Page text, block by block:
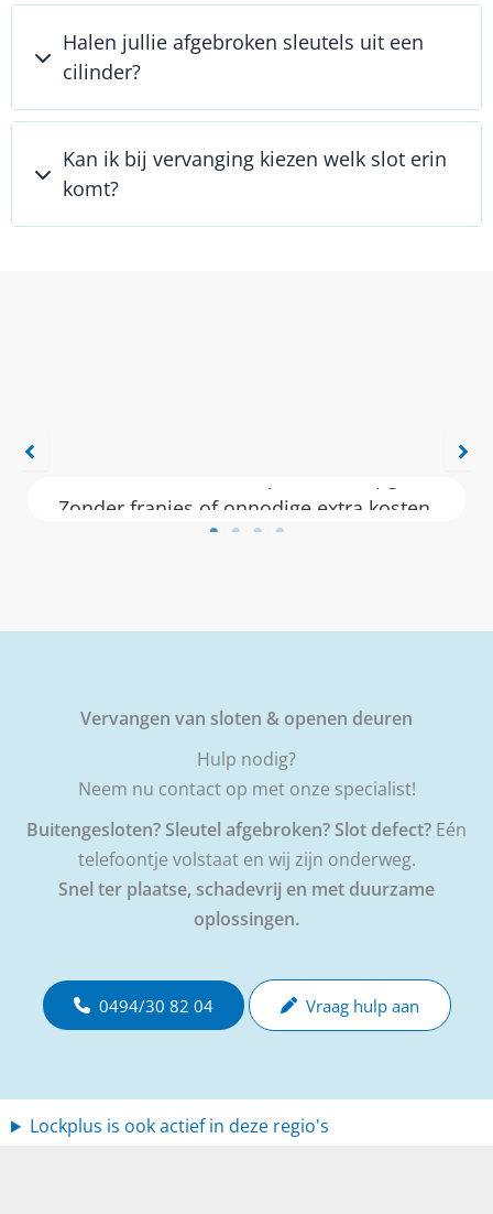
Halen jullie afgebroken sleutels uit een
cilinder?
Kan ik bij vervanging kiezen welk slot erin
komt?
en
Propere afwerking en top uitleg
steeds met een lach op het gezicht.
aanrader!
★★★★★
Vervangen van sloten & openen deuren
Hulp nodig?
Neem nu contact op met onze specialist!
Buitengesloten? Sleutel afgebroken? Slot defect? Eén
telefoontje volstaat en wij zijn onderweg.
Snel ter plaatse, schadevrij en met duurzame
oplossingen.
0494/30 82 04 Vraag hulp aan
Lockplus is ook actief in deze regio's